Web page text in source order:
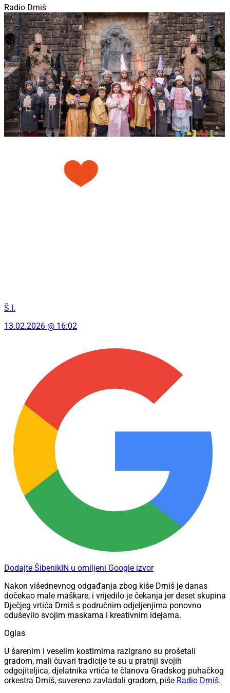
Radio Drniš
Š.I.
13.02.2026 @ 16:02
Dodajte ŠibenikIN u omiljeni Google izvor
Nakon višednevnog odgađanja zbog kiše Drniš je danas
dočekao male maškare, i vrijedilo je čekanja jer deset skupina
Dječjeg vrtića Drniš s područnim odjeljenjima ponovno
oduševilo svojim maskama i kreativnim idejama.
Oglas
U šarenim i veselim kostimima razigrano su prošetali
gradom, mali čuvari tradicije te su u pratnji svojih
odgojiteljica, djelatnika vrtića te članova Gradskog puhačkog
orkestra Drniš, suvereno zavladali gradom, piše Radio Drniš.